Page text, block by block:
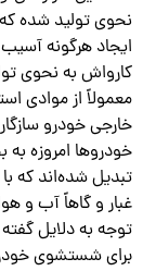
نحوی تولید شده که
ایجاد هرگونه
کارواش به نحوی
معمولاً از موادی
خارجی خودرو
خودروها امروزه به
تبدیل شده‌اند که با
غبار و گاهاً آب و
توجه به دلایل
برای شستشوی